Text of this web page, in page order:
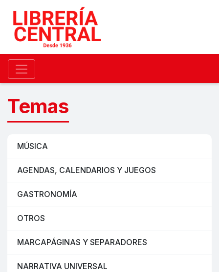
Temas
MÚSICA
AGENDAS, CALENDARIOS Y JUEGOS
GASTRONOMÍA
OTROS
MARCAPÁGINAS Y SEPARADORES
NARRATIVA UNIVERSAL